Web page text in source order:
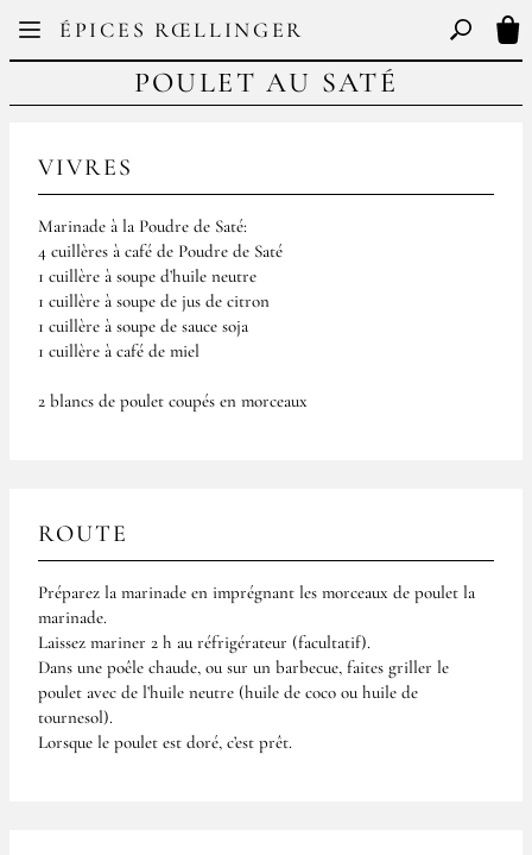
ÉPICES RŒLLINGER
FR EN Basculer
POULET AU SATÉ
VIVRES
Marinade à la Poudre de Saté:
4 cuillères à café de Poudre de Saté
1 cuillère à soupe d’huile neutre
1 cuillère à soupe de jus de citron
1 cuillère à soupe de sauce soja
1 cuillère à café de miel
2 blancs de poulet coupés en morceaux
ROUTE
Préparez la marinade en imprégnant les morceaux de poulet la
marinade.
Laissez mariner 2 h au réfrigérateur (facultatif).
Dans une poêle chaude, ou sur un barbecue, faites griller le
poulet avec de l’huile neutre (huile de coco ou huile de
tournesol).
Lorsque le poulet est doré, c’est prêt.